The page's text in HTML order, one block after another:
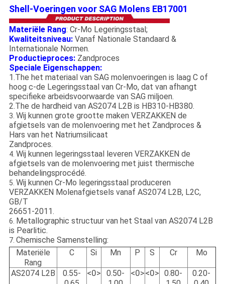
Shell-Voeringen voor SAG Molens EB17001
Materiële Rang: Cr-Mo Legeringsstaal;
Kwaliteitsniveau:Vanaf Nationale Standaard &
Internationale Normen.
Productieproces:Zandproces
Speciale Eigenschappen:
1.The het materiaal van SAG molenvoeringen is laag C of
hoog c-de Legeringsstaal van Cr-Mo, dat van afhangt
specifieke arbeidsvoorwaarde van SAG miljoen.
2.The de hardheid van AS2074 L2B is HB310-HB380.
3. Wij kunnen grote grootte maken VERZAKKEN de
afgietsels van de molenvoering met het Zandproces &
Hars van het Natriumsilicaat
Zandproces.
4. Wij kunnen legeringsstaal leveren VERZAKKEN de
afgietsels van de molenvoering met juist thermische
behandelingsprocédé.
5. Wij kunnen Cr-Mo legeringsstaal produceren
VERZAKKEN Molenafgietsels vanaf AS2074 L2B, L2C,
GB/T
26651-2011.
6.
Metallographic structuur van het Staal van AS2074 L2B
is Pearlitic.
7. Chemische Samenstelling:
Materiële
Rang
C Si Mn P S Cr Mo
AS2074 L2B
0.55-
<0>
0.50-
<0><0>
0.80-
0.20-